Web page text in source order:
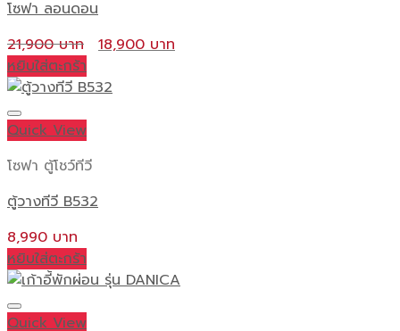
โซฟา ลอนดอน
21,900
Original
was:
18,900
หยิบใส่ตะกร้า
Quick View
โซฟา ตู้โชว์ทีวี
ตู้วางทีวี B532
8,990
หยิบใส่ตะกร้า
Quick View